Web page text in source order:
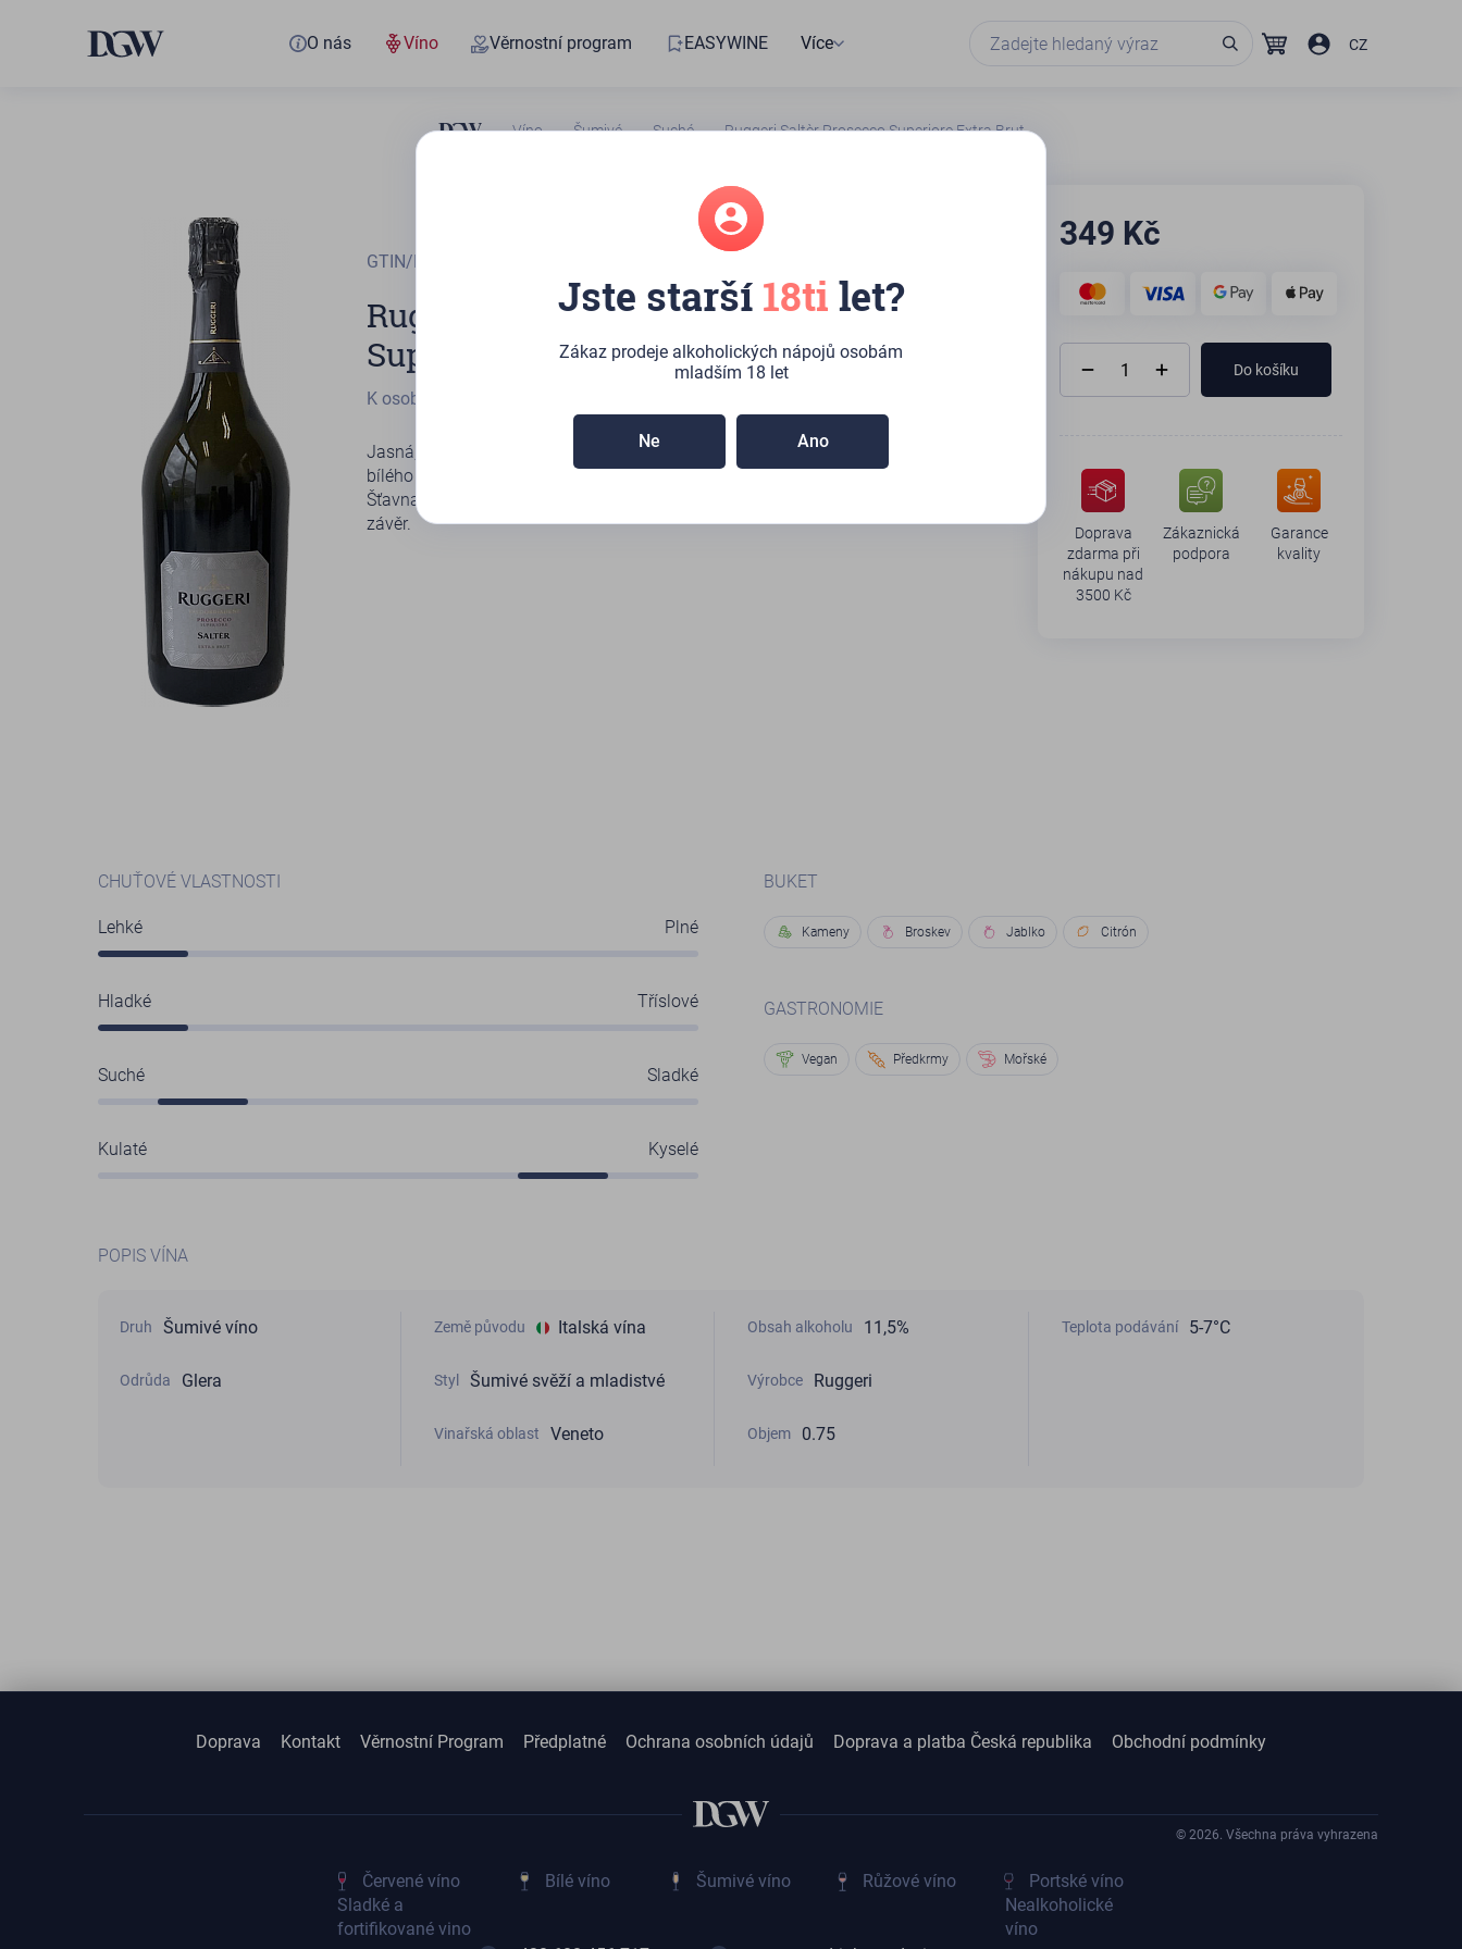
O nás Víno Věrnostní program EASYWINE Více CZ
Víno Šumivé Suché Ruggeri Saltèr Prosecco Superiore Extra Brut
GTIN/EAN
Ruggeri Saltèr Prosecco
Superiore Extra Brut
K osobnímu odběru:
Jasná, světle slámově žlutá, jemně bublající pěna. Otevřené ve vůni s tóny
bílého melounu, mirabelek a křupavého jablka.
Šťavnatá kyselinka, dobré napětí na patře s jemným ovocem a atraktivní
závěr.
349 Kč
Do košíku
Doprava
zdarma při
nákupu nad
3500 Kč
Zákaznická
podpora
Garance
kvality
BUKET
Kameny Broskev Jablko Citrón
GASTRONOMIE
Vegan Předkrmy Mořské
CHUŤOVÉ VLASTNOSTI
Lehké Plné
Hladké Tříslové
Suché Sladké
Kulaté Kyselé
POPIS VÍNA
Druh Šumivé víno
Odrůda Glera
Země původu Italská vína
Styl Šumivé svěží a mladistvé
Vinařská oblast Veneto
Obsah alkoholu 11,5%
Výrobce Ruggeri
Objem 0.75
Teplota podávání 5-7°C
Doprava Kontakt Věrnostní Program Předplatné Ochrana osobních údajů Doprava a platba Česká republika Obchodní podmínky
© 2026. Všechna práva vyhrazena
Červené víno Bílé víno Šumivé víno Růžové víno
Portské víno
Sladké a
fortifikované vino
Nealkoholické
víno
Jste starší 18ti let?
Zákaz prodeje alkoholických nápojů osobám
mladším 18 let
Ne Ano